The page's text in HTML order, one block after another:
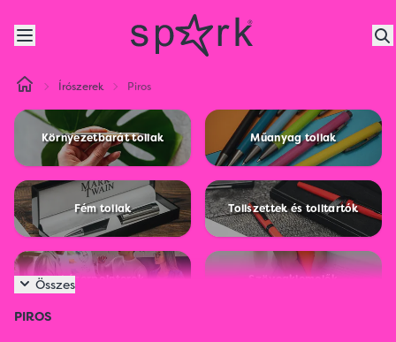
Írószerek Piros
Környezetbarát tollak Műanyag tollak
Fém tollak Tollszettek és tolltartók
Lézerpointerek Szövegkiemelők
Összes
PIROS